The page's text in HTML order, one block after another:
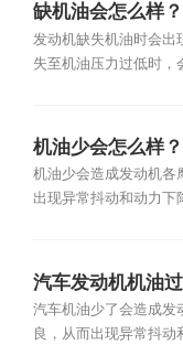
缺机油会怎么样？
发动机缺失机油时会出
失至机油压力过低时，
机油少会怎么样？
机油少会造成发动机各
出现异常抖动和动力下
汽车发动机机油
汽车机油少了会造成发
良，从而出现异常抖动